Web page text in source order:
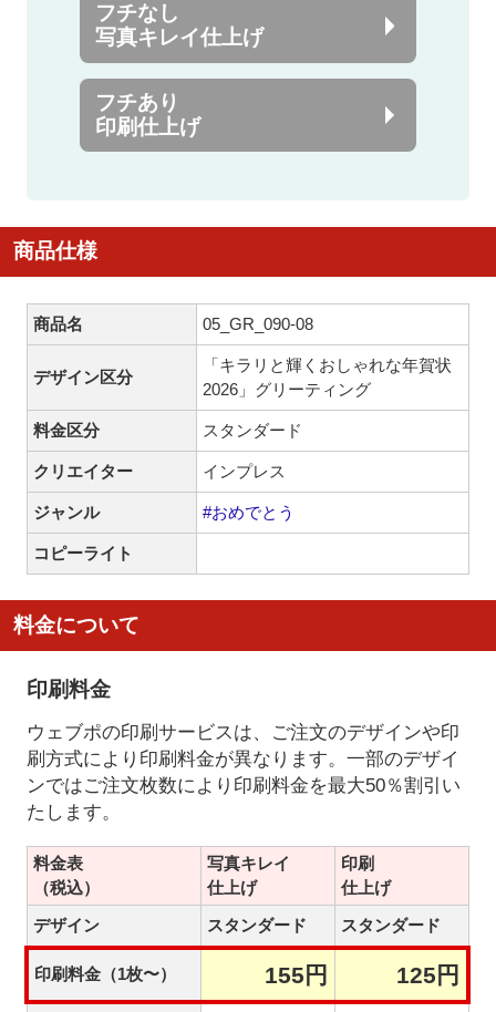
フチなし
写真キレイ仕上げ
フチあり
印刷仕上げ
商品仕様
商品名 05_GR_090-08
デザイン区分
「キラリと輝くおしゃれな年賀状
2026」グリーティング
料金区分 スタンダード
クリエイター インプレス
ジャンル #おめでとう
コピーライト
料金について
印刷料金
ウェブポの印刷サービスは、ご注文のデザインや印
刷方式により印刷料金が異なります。一部のデザイ
ンではご注文枚数により印刷料金を最大50％割引い
たします。
料金表
（税込）
写真キレイ
仕上げ
印刷
仕上げ
デザイン
スタンダード スタンダード
印刷料金（1枚〜） 155円 125円